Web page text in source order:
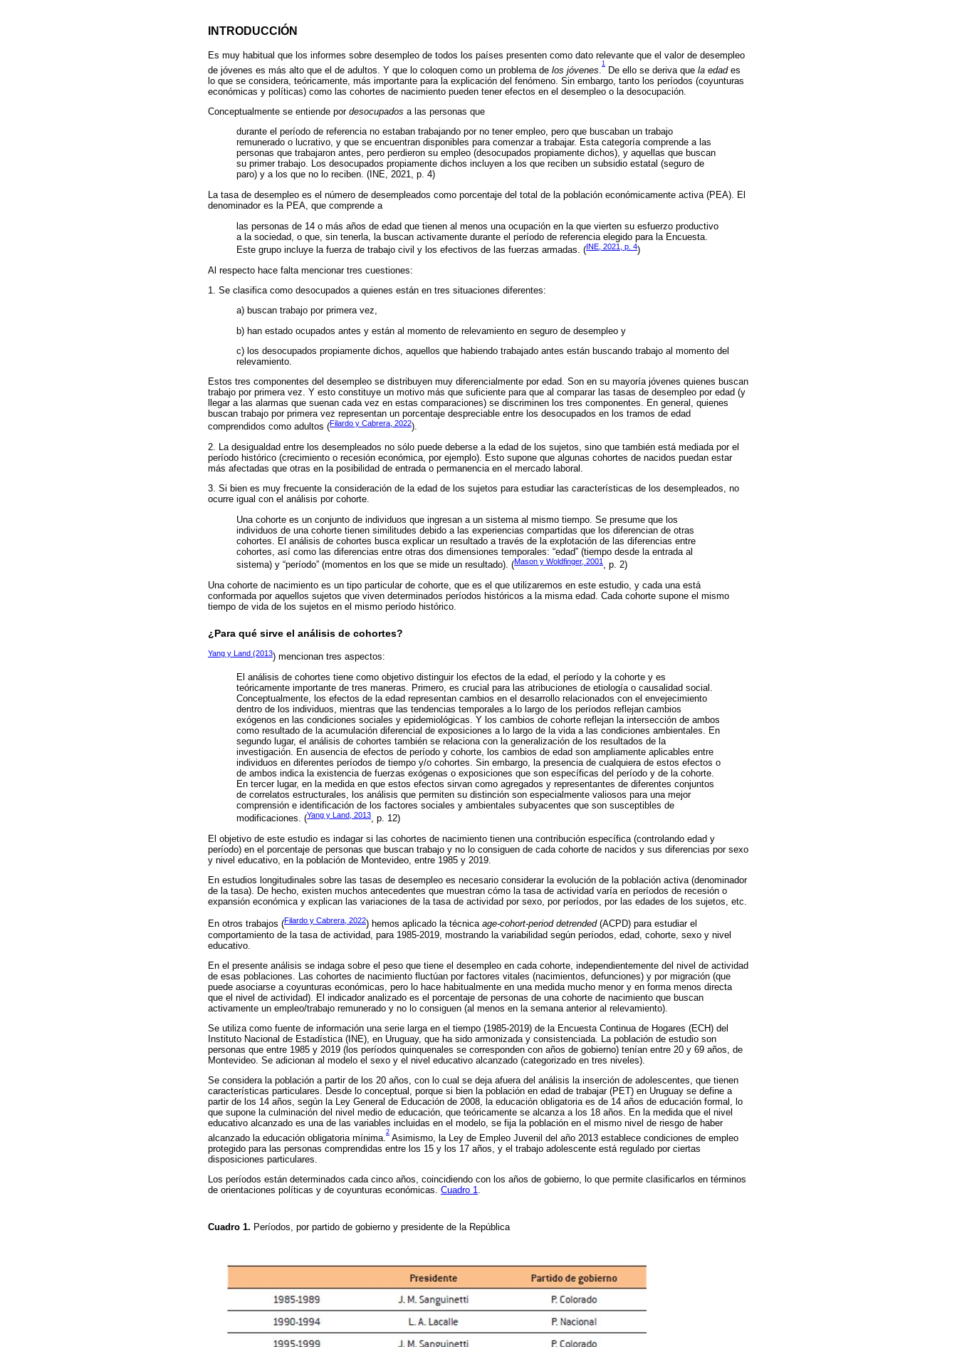
INTRODUCCIÓN
Es muy habitual que los informes sobre desempleo de todos los países presenten como dato relevante que el valor de desempleo
de jóvenes es más alto que el de adultos. Y que lo coloquen como un problema de los jóvenes
1
De ello se deriva que la edades
lo que se considera, teóricamente, más importante para la explicación del fenómeno. Sin embargo, tanto los períodos (coyunturas
económicas y políticas) como las cohortes de nacimiento pueden tener efectos en el desempleo o la desocupación.
Conceptualmente se entiende por desocupados a las personas que
durante el período de referencia no estaban trabajando por no tener empleo, pero que buscaban un trabajo
remunerado o lucrativo, y que se encuentran disponibles para comenzar a trabajar. Esta categoría comprende a las
personas que trabajaron antes, pero perdieron su empleo (desocupados propiamente dichos), y aquellas que buscan
su primer trabajo. Los desocupados propiamente dichos incluyen a los que reciben un subsidio estatal (seguro de
paro) y a los que no lo reciben. (INE, 2021, p. 4)
La tasa de desempleo es el número de desempleados como porcentaje del total de la población económicamente activa (PEA). El
denominador es la PEA, que comprende a
las personas de 14 o más años de edad que tienen al menos una ocupación en la que vierten su esfuerzo productivo
a la sociedad, o que, sin tenerla, la buscan activamente durante el período de referencia elegido para la Encuesta.
Este grupo incluye la fuerza de trabajo civil y los efectivos de las fuerzas armadas. (INE, 2021, p. 4)
Al respecto hace falta mencionar tres cuestiones:
1. Se clasifica como desocupados a quienes están en tres situaciones diferentes:
a) buscan trabajo por primera vez,
b) han estado ocupados antes y están al momento de relevamiento en seguro de desempleo y
c) los desocupados propiamente dichos, aquellos que habiendo trabajado antes están buscando trabajo al momento del
relevamiento.
Estos tres componentes del desempleo se distribuyen muy diferencialmente por edad. Son en su mayoría jóvenes quienes buscan
trabajo por primera vez. Y esto constituye un motivo más que suficiente para que al comparar las tasas de desempleo por edad (y
llegar a las alarmas que suenan cada vez en estas comparaciones) se discriminen los tres componentes. En general, quienes
buscan trabajo por primera vez representan un porcentaje despreciable entre los desocupados en los tramos de edad
comprendidos como adultos (Filardo y Cabrera, 2022).
2. La desigualdad entre los desempleados no sólo puede deberse a la edad de los sujetos, sino que también está mediada por el
período histórico (crecimiento o recesión económica, por ejemplo). Esto supone que algunas cohortes de nacidos puedan estar
más afectadas que otras en la posibilidad de entrada o permanencia en el mercado laboral.
3. Si bien es muy frecuente la consideración de la edad de los sujetos para estudiar las características de los desempleados, no
ocurre igual con el análisis por cohorte.
Una cohorte es un conjunto de individuos que ingresan a un sistema al mismo tiempo. Se presume que los
individuos de una cohorte tienen similitudes debido a las experiencias compartidas que los diferencian de otras
cohortes. El análisis de cohortes busca explicar un resultado a través de la explotación de las diferencias entre
cohortes, así como las diferencias entre otras dos dimensiones temporales: “edad” (tiempo desde la entrada al
sistema) y “período” (momentos en los que se mide un resultado). (Mason y Woldfinger, 2001 , p. 2)
Una cohorte de nacimiento es un tipo particular de cohorte, que es el que utilizaremos en este estudio, y cada una está
conformada por aquellos sujetos que viven determinados períodos históricos a la misma edad. Cada cohorte supone el mismo
tiempo de vida de los sujetos en el mismo período histórico.
¿Para qué sirve el análisis de cohortes?
Yang y Land (2013) mencionan tres aspectos:
El análisis de cohortes tiene como objetivo distinguir los efectos de la edad, el período y la cohorte y es
teóricamente importante de tres maneras. Primero, es crucial para las atribuciones de etiología o causalidad social.
Conceptualmente, los efectos de la edad representan cambios en el desarrollo relacionados con el envejecimiento
dentro de los individuos, mientras que las tendencias temporales a lo largo de los períodos reflejan cambios
exógenos en las condiciones sociales y epidemiológicas. Y los cambios de cohorte reflejan la intersección de ambos
como resultado de la acumulación diferencial de exposiciones a lo largo de la vida a las condiciones ambientales. En
segundo lugar, el análisis de cohortes también se relaciona con la generalización de los resultados de la
investigación. En ausencia de efectos de período y cohorte, los cambios de edad son ampliamente aplicables entre
individuos en diferentes períodos de tiempo y/o cohortes. Sin embargo, la presencia de cualquiera de estos efectos o
de ambos indica la existencia de fuerzas exógenas o exposiciones que son específicas del período y de la cohorte.
En tercer lugar, en la medida en que estos efectos sirvan como agregados y representantes de diferentes conjuntos
de correlatos estructurales, los análisis que permiten su distinción son especialmente valiosos para una mejor
comprensión e identificación de los factores sociales y ambientales subyacentes que son susceptibles de
modificaciones. (Yang y Land, 2013, p. 12)
El objetivo de este estudio es indagar si las cohortes de nacimiento tienen una contribución específica (controlando edad y
período) en el porcentaje de personas que buscan trabajo y no lo consiguen de cada cohorte de nacidos y sus diferencias por sexo
y nivel educativo, en la población de Montevideo, entre 1985 y 2019.
En estudios longitudinales sobre las tasas de desempleo es necesario considerar la evolución de la población activa (denominador
de la tasa). De hecho, existen muchos antecedentes que muestran cómo la tasa de actividad varía en períodos de recesión o
expansión económica y explican las variaciones de la tasa de actividad por sexo, por períodos, por las edades de los sujetos, etc.
En otros trabajos (Filardo y Cabrera, 2022) hemos aplicado la técnica age-cohort-period detrended(ACPD) para estudiar el
comportamiento de la tasa de actividad, para 1985-2019, mostrando la variabilidad según períodos, edad, cohorte, sexo y nivel
educativo.
En el presente análisis se indaga sobre el peso que tiene el desempleo en cada cohorte, independientemente del nivel de actividad
de esas poblaciones. Las cohortes de nacimiento fluctúan por factores vitales (nacimientos, defunciones) y por migración (que
puede asociarse a coyunturas económicas, pero lo hace habitualmente en una medida mucho menor y en forma menos directa
que el nivel de actividad). El indicador analizado es el porcentaje de personas de una cohorte de nacimiento que buscan
activamente un empleo/trabajo remunerado y no lo consiguen (al menos en la semana anterior al relevamiento).
Se utiliza como fuente de información una serie larga en el tiempo (1985-2019) de la Encuesta Continua de Hogares (ECH) del
Instituto Nacional de Estadística (INE), en Uruguay, que ha sido armonizada y consistenciada. La población de estudio son
personas que entre 1985 y 2019 (los períodos quinquenales se corresponden con años de gobierno) tenían entre 20 y 69 años, de
Montevideo. Se adicionan al modelo el sexo y el nivel educativo alcanzado (categorizado en tres niveles).
Se considera la población a partir de los 20 años, con lo cual se deja afuera del análisis la inserción de adolescentes, que tienen
características particulares. Desde lo conceptual, porque si bien la población en edad de trabajar (PET) en Uruguay se define a
partir de los 14 años, según la Ley General de Educación de 2008, la educación obligatoria es de 14 años de educación formal, lo
que supone la culminación del nivel medio de educación, que teóricamente se alcanza a los 18 años. En la medida que el nivel
educativo alcanzado es una de las variables incluidas en el modelo, se fija la población en el mismo nivel de riesgo de haber
alcanzado la educación obligatoria mínima.
2
Asimismo, la Ley de Empleo Juvenil del año 2013 establece condiciones de empleo
protegido para las personas comprendidas entre los 15 y los 17 años, y el trabajo adolescente está regulado por ciertas
disposiciones particulares.
Los períodos están determinados cada cinco años, coincidiendo con los años de gobierno, lo que permite clasificarlos en términos
de orientaciones políticas y de coyunturas económicas. Cuadro 1.
Cuadro 1. Períodos, por partido de gobierno y presidente de la República